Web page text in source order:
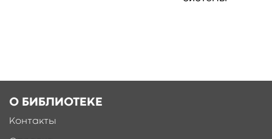
О БИБЛИОТЕКЕ
Контакты